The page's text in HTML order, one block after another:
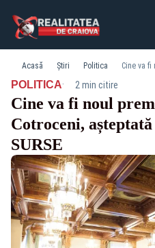
Acasă Știri Politica
POLITICA· 2 min citire
Cine va fi noul
Cotroceni,
SURSE